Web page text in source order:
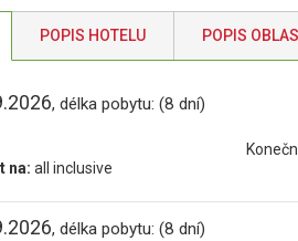
POPIS HOTELU POPIS
, délka pobytu: (8 dní)
na: all inclusive
, délka pobytu: (8 dní)